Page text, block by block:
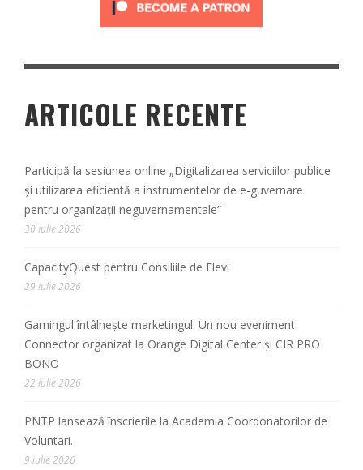
ARTICOLE RECENTE
Participă la sesiunea online „Digitalizarea serviciilor publice
și utilizarea eficientă a instrumentelor de e-guvernare
pentru organizații neguvernamentale”
30 iulie 2026
CapacityQuest pentru Consiliile de Elevi
29 iulie 2026
Gamingul întâlnește marketingul. Un nou eveniment
Connector organizat la Orange Digital Center și CIR PRO
BONO
22 iulie 2026
PNTP lansează înscrierile la Academia Coordonatorilor de
Voluntari.
9 iulie 2026